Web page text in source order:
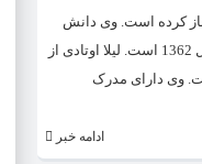
را آغاز کرده است. وی دانش
آموخته کارشناسی معماری داخلی از دانشگاه هنر تهران است. لیلا اوتادی به دلیل ظاهر جذاب و زیبایش بین بازیگر های دیگر معروف است. لیلا اوتادی متولد سال 1362 است. لیلا اوتادی از
و تئاتر اهل ایران است. وی دارای مدرک
ادامه خبر